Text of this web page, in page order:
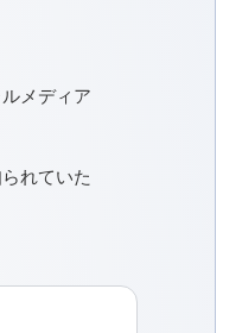
メディア
れていた